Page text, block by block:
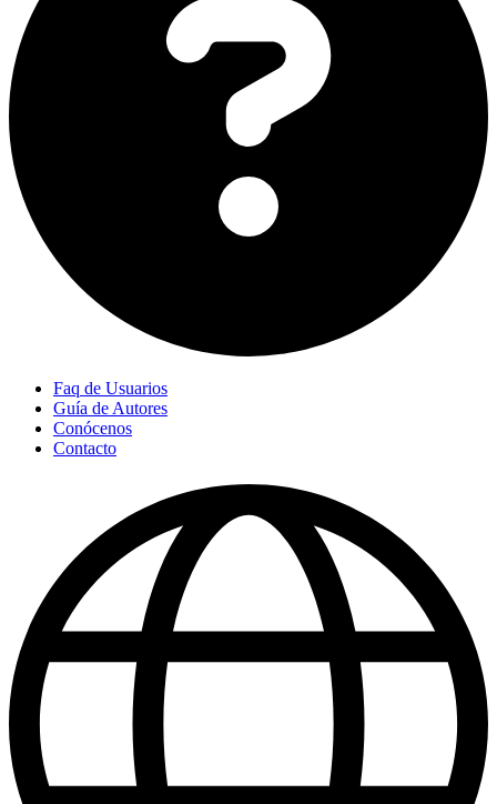
Faq de Usuarios
Guía de Autores
Conócenos
Contacto